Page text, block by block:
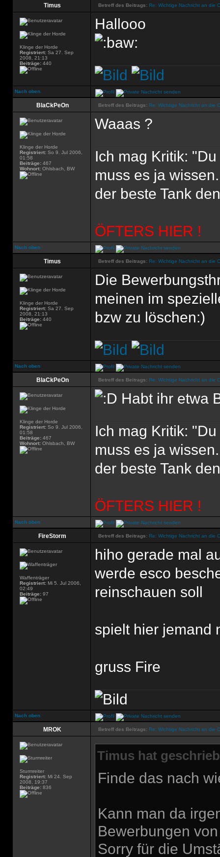
Timus Betreff des Beitrags: Re: Wichtige Nachricht an die
Klinge der Horde
Registriert: Sa 27. Sep
2008, 21:13
Beiträge: 440
Hallooo
Nach oben
BlaCkPeOn Betreff des Beitrags: Re: Wichtige Nachricht an die
Klinge der Horde
Registriert: So 9. Jul 2006,
01:58
Beiträge: 467
Wohnort: Ohlsbach, BW
Waaas ?
Ich mag Kritik:
muss es ja
der beste Tank
ÖFTERS HIER !
Nach oben
Timus Betreff des Beitrags: Re: Wichtige Nachricht an die
Klinge der Horde
Registriert: Sa 27. Sep
2008, 21:13
Beiträge: 440
Die
meinen im
bzw zu löschen:)
Nach oben
BlaCkPeOn Betreff des Beitrags: Re: Wichtige Nachricht an die
Klinge der Horde
Registriert: So 9. Jul 2006,
01:58
Beiträge: 467
Wohnort: Ohlsbach, BW
Habt ihr etwa
Ich mag Kritik:
muss es ja
der beste Tank
ÖFTERS HIER !
Nach oben
FireStorm Betreff des Beitrags: Re: Wichtige Nachricht an die
Waffenträger
Registriert: Mi 5. Jul 2006,
02:49
Beiträge: 97
hiho gerade mal
werde esco
reinschauen soll
spielt hier jemand
gruss Fire
Nach oben
MROK Betreff des Beitrags: Re: Wichtige Nachricht an die
Sturmreiter
Registriert: Mi 24. Sep
2008, 19:37
Beiträge: 836
Timus hat
Finde das nach
Kann man da
Bewerbungen
Sorry für die